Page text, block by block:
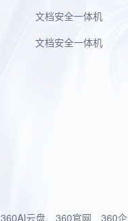
文档安全一体机
文档安全一体机
360AI云盘 360官网 360